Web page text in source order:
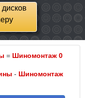
= Шиномонтаж 0
- Шиномонтаж